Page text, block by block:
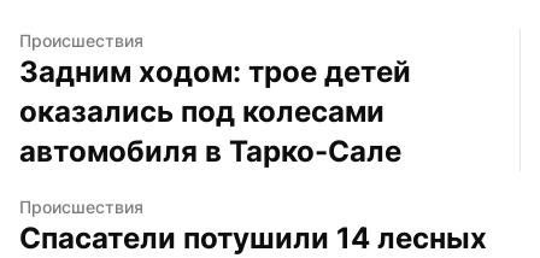
Происшествия
Задним ходом: трое детей
оказались под колесами
автомобиля в Тарко-Сале
Происшествия
Спасатели потушили 14 лесных